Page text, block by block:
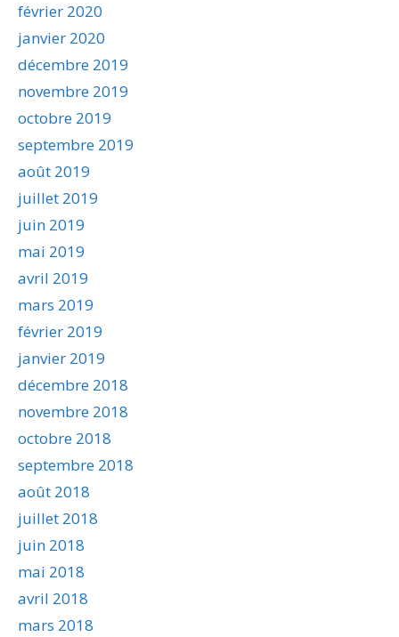
février 2020
janvier 2020
décembre 2019
novembre 2019
octobre 2019
septembre 2019
août 2019
juillet 2019
juin 2019
mai 2019
avril 2019
mars 2019
février 2019
janvier 2019
décembre 2018
novembre 2018
octobre 2018
septembre 2018
août 2018
juillet 2018
juin 2018
mai 2018
avril 2018
mars 2018